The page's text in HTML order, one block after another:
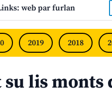
web par furlan
2019 2018
lis monts